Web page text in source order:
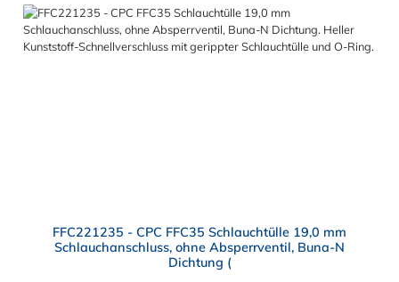
Innengewinde - technische Daten
FFC221235 - CPC FFC35 Schlauchtülle 19,0 mm
Schlauchanschluss, ohne Absperrventil, Buna-N
Dichtung (